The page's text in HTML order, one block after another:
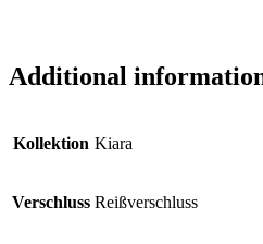
Additional
Kollektion Kiara
Verschluss Reißverschluss